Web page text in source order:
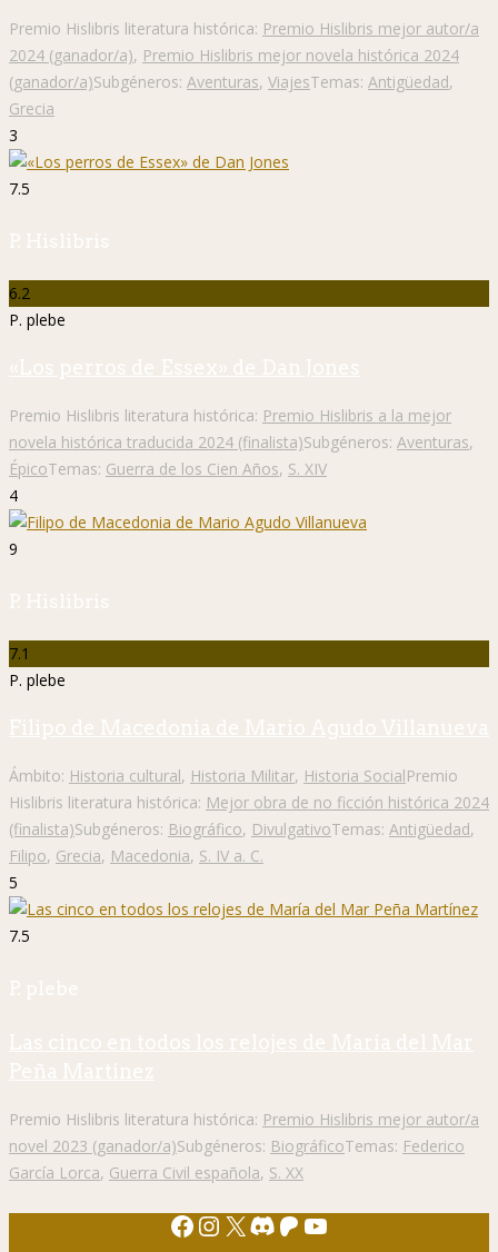
Premio Hislibris literatura histórica: Premio Hislibris mejor autor/a
2024 (ganador/a), Premio Hislibris mejor novela histórica 2024
(ganador/a)Subgéneros: Aventuras, ViajesTemas: Antigüedad,
Grecia
3
7.5
P. Hislibris
6.2
P. plebe
«Los perros de Essex» de Dan Jones
Premio Hislibris literatura histórica: Premio Hislibris a la mejor
novela histórica traducida 2024 (finalista)Subgéneros: Aventuras,
ÉpicoTemas: Guerra de los Cien Años, S. XIV
4
9
P. Hislibris
7.1
P. plebe
Filipo de Macedonia de Mario Agudo Villanueva
Ámbito: Historia cultural, Historia Militar, Historia SocialPremio
Hislibris literatura histórica: Mejor obra de no ficción histórica 2024
(finalista)Subgéneros: Biográfico, DivulgativoTemas: Antigüedad,
Filipo, Grecia, Macedonia, S. IV a. C.
5
7.5
P. plebe
Las cinco en todos los relojes de María del Mar
Peña Martínez
Premio Hislibris literatura histórica: Premio Hislibris mejor autor/a
novel 2023 (ganador/a)Subgéneros: BiográficoTemas: Federico
García Lorca, Guerra Civil española, S. XX
Facebook
Instagram
X Discord
Patreon
YouTube